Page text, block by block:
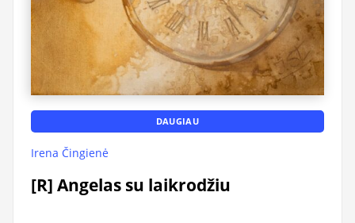
DAUGIAU
Irena Čingienė
[R] Angelas su laikrodžiu